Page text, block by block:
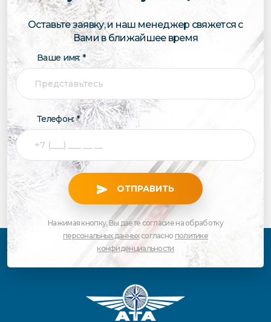
Оставьте заявку, и наш менеджер свяжется с
Вами в ближайшее время
Ваше имя: *
Телефон: *
ОТПРАВИТЬ
Нажимая кнопку, Вы даете согласие на обработку
персональных данныхсогласно политике
конфиденциальности